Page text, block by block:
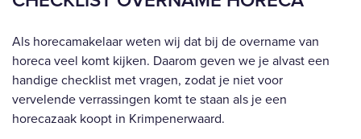
Als horecamakelaar weten wij dat bij de overname van
horeca veel komt kijken. Daarom geven we je alvast een
handige checklist met vragen, zodat je niet voor
vervelende verrassingen komt te staan als je een
horecazaak koopt in Krimpenerwaard.